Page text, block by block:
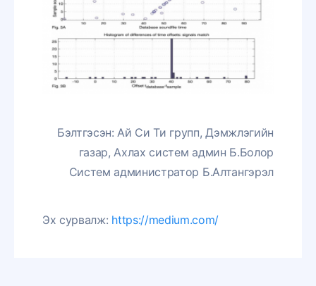
Бэлтгэсэн: Ай Си Ти групп, Дэмжлэгийн
газар, Ахлах систем админ Б.Болор
Систем администратор Б.Алтангэрэл
Эх сурвалж: https://medium.com/